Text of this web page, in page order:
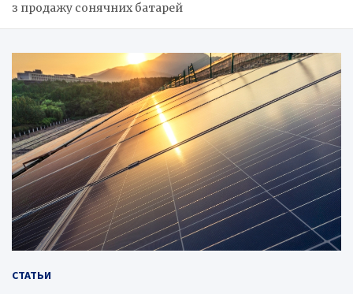
з продажу сонячних батарей
СТАТЬИ